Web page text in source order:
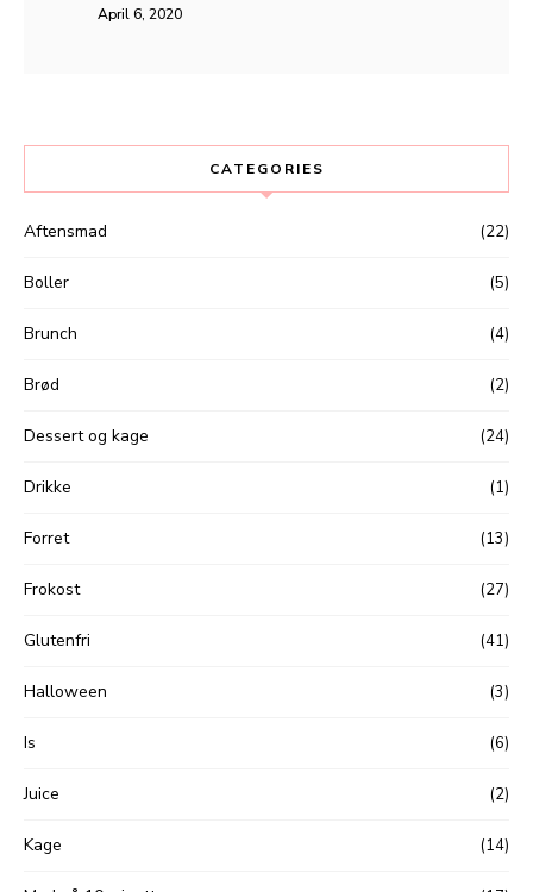
April 6, 2020
CATEGORIES
Aftensmad (22)
Boller (5)
Brunch (4)
Brød (2)
Dessert og kage (24)
Drikke (1)
Forret (13)
Frokost (27)
Glutenfri (41)
Halloween (3)
Is (6)
Juice (2)
Kage (14)